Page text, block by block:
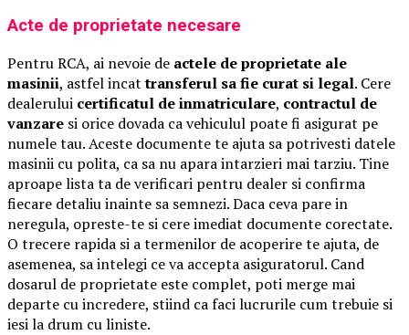
Acte de proprietate necesare
Pentru RCA, ai nevoie de actele de proprietate ale
masinii, astfel incattransferul sa fie curat si legal. Cere
dealerului certificatul de inmatriculare, contractul de
vanzare si orice dovada ca vehiculul poate fi asigurat pe
numele tau. Aceste documente te ajuta sa potrivesti datele
masinii cu polita, ca sa nu apara intarzieri mai tarziu. Tine
aproape lista ta de verificari pentru dealer si confirma
fiecare detaliu inainte sa semnezi. Daca ceva pare in
neregula, opreste-te si cere imediat documente corectate.
O trecere rapida si a termenilor de acoperire te ajuta, de
asemenea, sa intelegi ce va accepta asiguratorul. Cand
dosarul de proprietate este complet, poti merge mai
departe cu incredere, stiind ca faci lucrurile cum trebuie si
iesi la drum cu liniste.